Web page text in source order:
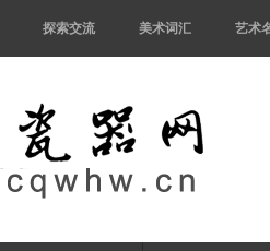
探索交流 美术词汇 艺术